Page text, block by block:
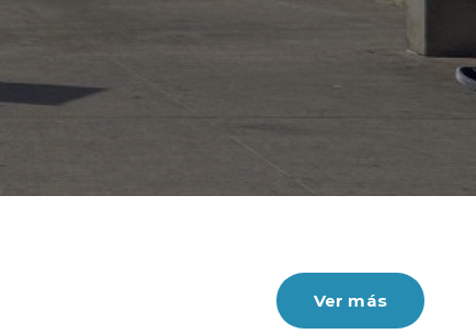
Ver más